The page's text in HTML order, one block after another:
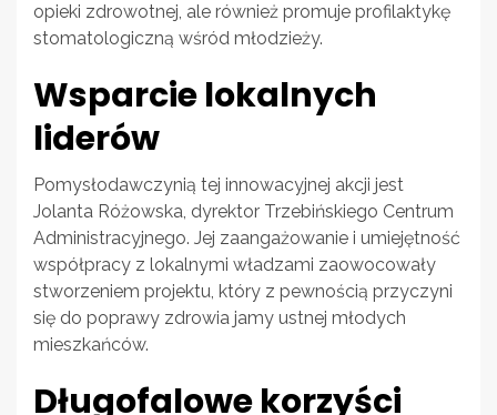
opieki zdrowotnej, ale również promuje profilaktykę
stomatologiczną wśród młodzieży.
Wsparcie lokalnych
liderów
Pomysłodawczynią tej innowacyjnej akcji jest
Jolanta Różowska, dyrektor Trzebińskiego Centrum
Administracyjnego. Jej zaangażowanie i umiejętność
współpracy z lokalnymi władzami zaowocowały
stworzeniem projektu, który z pewnością przyczyni
się do poprawy zdrowia jamy ustnej młodych
mieszkańców.
Długofalowe korzyści